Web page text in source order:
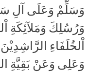
وَسَلِّمْ وَعَلَى آلِ
وَرُسُلِكَ وَمَلآئِكَةِ
اْلخُلَفَاءِ
وَعَلِى وَعَنْ بَقِيَّةِ